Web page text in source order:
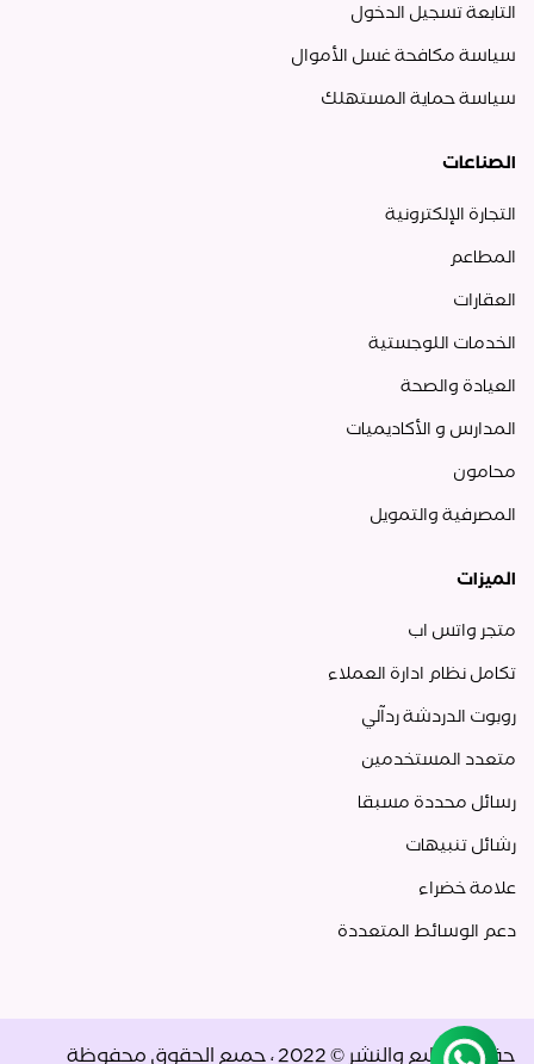
التابعة تسجيل الدخول
سياسة مكافحة غسل الأموال
سياسة حماية المستهلك
الصناعات
التجارة الإلكترونية
المطاعم
العقارات
الخدمات اللوجستية
العيادة والصحة
المدارس و الأكاديميات
محامون
المصرفية والتمويل
الميزات
متجر واتس اب
تكامل نظام ادارة العملاء
روبوت الدردشة ردآلي
متعدد المستخدمين
رسائل محددة مسبقا
رشائل تنبيهات
علامة خضراء
دعم الوسائط المتعددة